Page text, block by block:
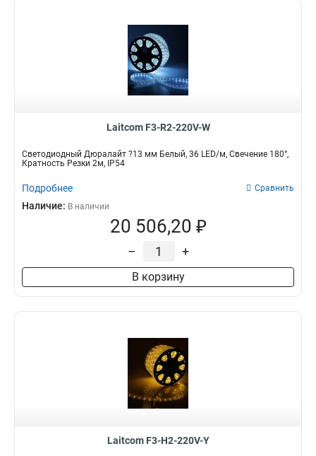
Laitcom F3-R2-220V-W
Светодиодный Дюралайт ?13 мм Белый, 36 LED/м, Свечение 180°,
Кратность Резки 2м, IP54
Подробнее Сравнить
Наличие: В наличии
20 506,20 ₽
– +
В корзину
Laitcom F3-H2-220V-Y